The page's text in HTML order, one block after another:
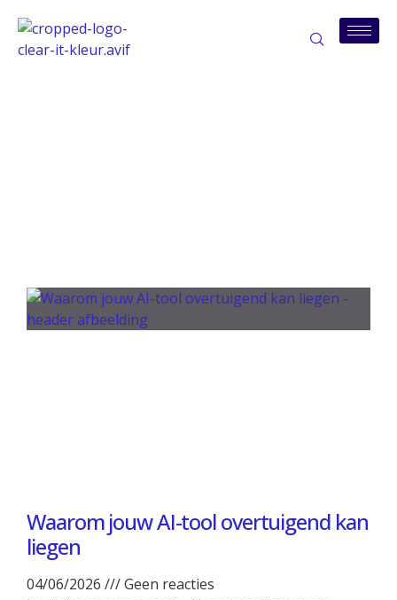
Waarom jouw AI-tool overtuigend kan
liegen
04/06/2026
Geen reacties